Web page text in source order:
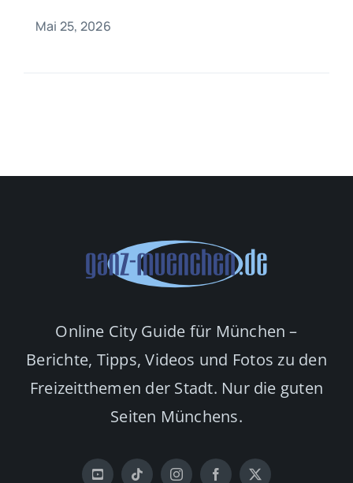
Mai 25, 2026
Online City Guide für München –
Berichte, Tipps, Videos und Fotos zu den
Freizeitthemen der Stadt. Nur die guten
Seiten Münchens.